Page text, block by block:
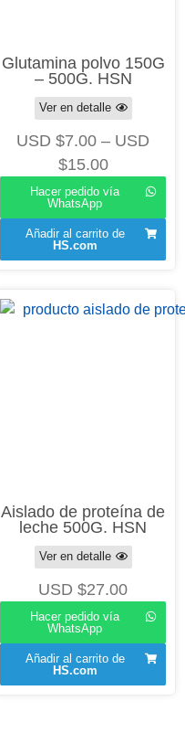
Glutamina polvo 150G
– 500G. HSN
Ver en detalle
USD $7.00 – USD
$15.00
Hacer pedido vía
WhatsApp
Añadir al carrito de
HS.com
Aislado de proteína de
leche 500G. HSN
Ver en detalle
USD $27.00
Hacer pedido vía
WhatsApp
Añadir al carrito de
HS.com